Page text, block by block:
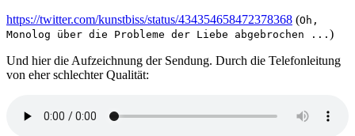
https://twitter.com/kunstbiss/status/434354658472378368 (Oh,
Monolog über die Probleme der Liebe abgebrochen ... )
Und hier die Aufzeichnung der Sendung. Durch die Telefonleitung
von eher schlechter Qualität: